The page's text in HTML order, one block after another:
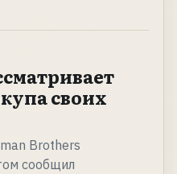
своих
Brothers
сообщил